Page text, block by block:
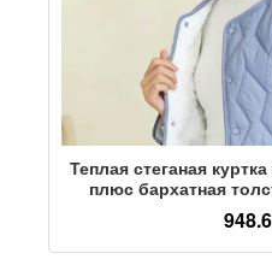
Теплая стеганая
плюс бархатная
подкладкой снизу,
куртка, офисная